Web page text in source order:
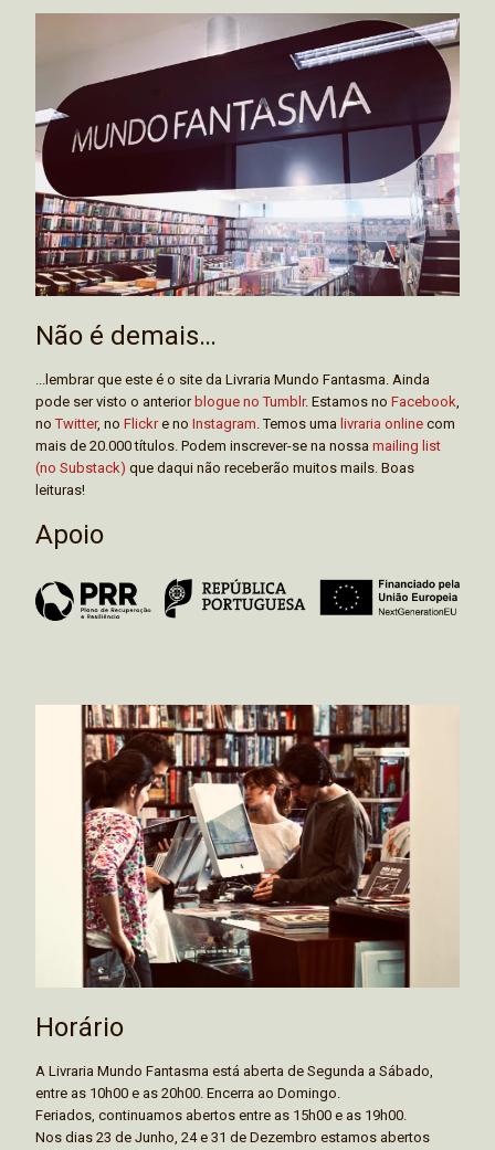
Não é demais…
...lembrar que este é o site da Livraria Mundo Fantasma. Ainda
pode ser visto o anterior blogue no Tumblr. Estamos no Facebook,
noTwitter, no Flickre no Instagram. Temos uma livraria online com
mais de 20.000 títulos. Podem inscrever-se na nossa mailing list
(no Substack) que daqui não receberão muitos mails. Boas
leituras!
Apoio
Horário
A Livraria Mundo Fantasma está aberta de Segunda a Sábado,
entre as 10h00 e as 20h00. Encerra ao Domingo.
Feriados, continuamos abertos entre as 15h00 e as 19h00.
Nos dias 23 de Junho, 24 e 31 de Dezembro estamos abertos